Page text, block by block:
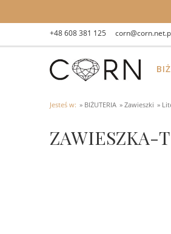
+48 608 381 125
Jesteś w: » BIŻUTERIA » Zawieszki »
ZAWIESZKA-T